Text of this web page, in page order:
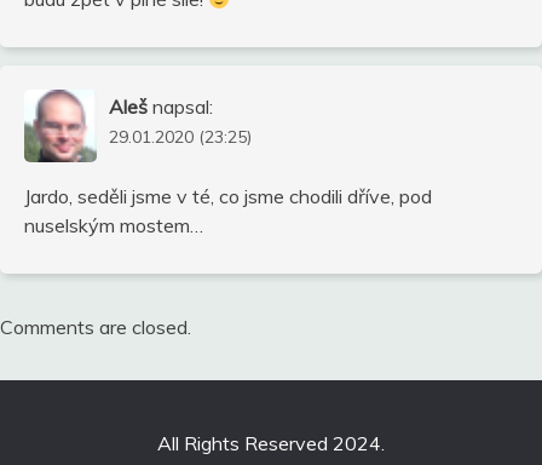
Aleš napsal:
29.01.2020 (23:25)
Jardo, seděli jsme v té, co jsme chodili dříve, pod
nuselským mostem…
Comments are closed.
All Rights Reserved 2024.